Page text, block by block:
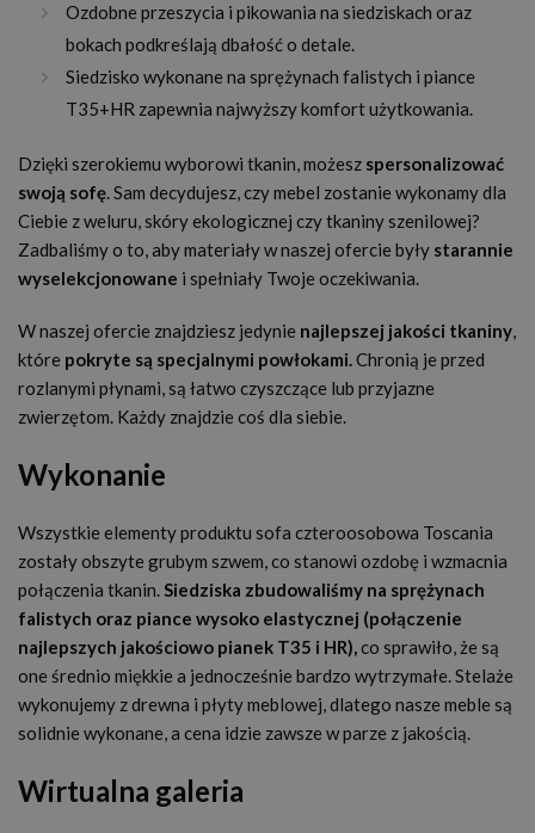
Ozdobne przeszycia i pikowania na siedziskach oraz
bokach podkreślają dbałość o detale.
Siedzisko wykonane na sprężynach falistych i piance
T35+HR zapewnia najwyższy komfort użytkowania.
Dzięki szerokiemu wyborowi tkanin, możesz spersonalizować
swoją sofę. Sam decydujesz, czy mebel zostanie wykonamy dla
Ciebie z weluru, skóry ekologicznej czy tkaniny szenilowej?
Zadbaliśmy o to, aby materiały w naszej ofercie były starannie
wyselekcjonowane i spełniały Twoje oczekiwania.
W naszej ofercie znajdziesz jedynie najlepszej jakości tkaniny,
które pokryte są specjalnymi powłokami.Chronią je przed
rozlanymi płynami, są łatwo czyszczące lub przyjazne
zwierzętom. Każdy znajdzie coś dla siebie.
Wykonanie
Wszystkie elementy produktu sofa czteroosobowa Toscania
zostały obszyte grubym szwem, co stanowi ozdobę i wzmacnia
połączenia tkanin.Siedziska zbudowaliśmy na sprężynach
falistych oraz piance wysoko elastycznej (połączenie
najlepszych jakościowo pianek T35 i HR),co sprawiło, że są
one średnio miękkie a jednocześnie bardzo wytrzymałe. Stelaże
wykonujemy z drewna i płyty meblowej, dlatego nasze meble są
solidnie wykonane, a cena idzie zawsze w parze z jakością.
Wirtualna galeria